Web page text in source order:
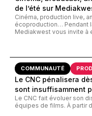
de l’été sur
Cinéma, production live,
écoproduction… Pendant
Mediakwest vous invite à
COMMUNAUTÉ
Le CNC pénalisera
sont insuffisamment
Le CNC fait évoluer son
équipes de films. À partir